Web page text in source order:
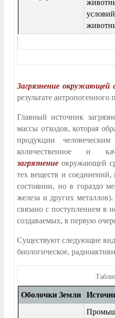
Загрязнение окружающей
результате
Главный источник
массы отходов, которая
продукции
количественное и
загрязнение окружающей
тех веществ и соединений,
состоянии, но в гораздо
железа и других металлов).
связано с поступлением в
создаваемых, в первую
Существуют следующие
биологическое,
Оболочки Земли